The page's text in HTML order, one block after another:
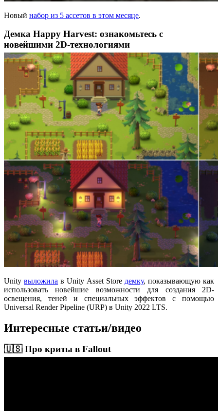
Новый набор из 5 ассетов в этом месяце.
Демка Happy Harvest: ознакомьтесь с
новейшими 2D-технологиями
Unityвыложила в Unity Asset Store демку, показывающую как
использовать новейшие возможности для создания 2D-
освещения, теней и специальных эффектов с помощью
Universal Render Pipeline (URP) в Unity 2022 LTS.
Интересные статьи/видео
🇺🇸 Про криты в Fallout